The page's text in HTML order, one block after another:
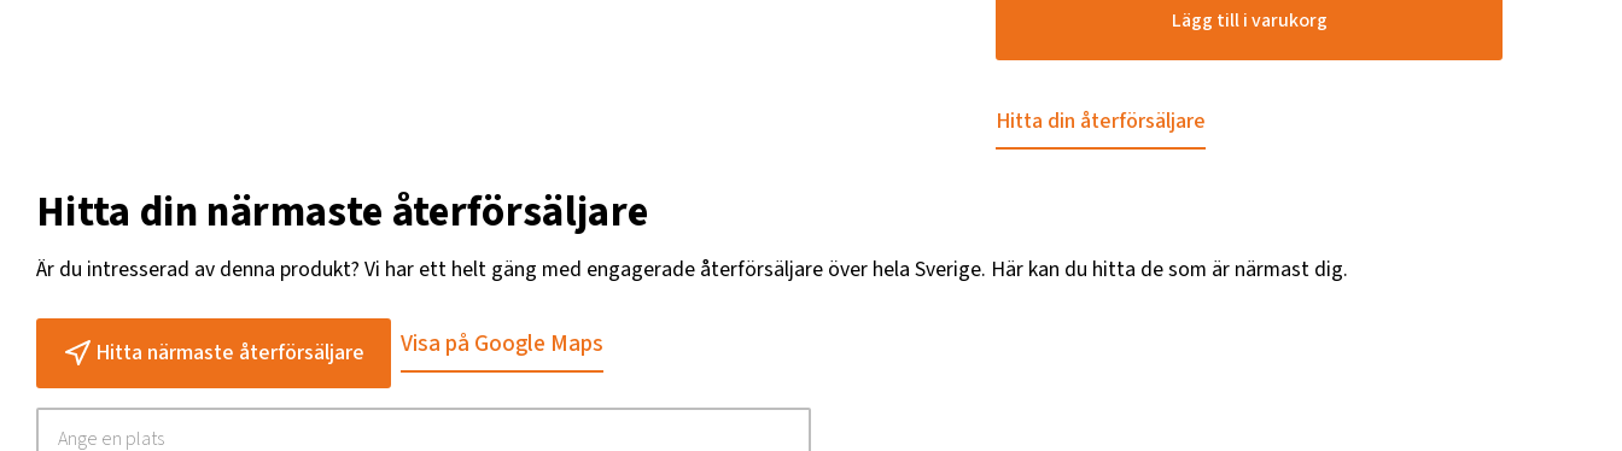
Lägg till i varukorg
Hitta din återförsäljare
Hitta din närmaste återförsäljare
Är du intresserad av denna produkt? Vi har ett helt gäng med engagerade återförsäljare över hela Sverige. Här kan du hitta de som är närmast dig.
Hitta närmaste återförsäljare Visa på Google Maps